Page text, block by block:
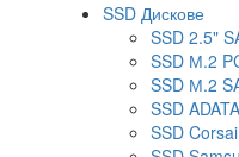
SSD Дискове
SSD 2.5"
SSD М.2
SSD М.2
SSD ADATA
SSD